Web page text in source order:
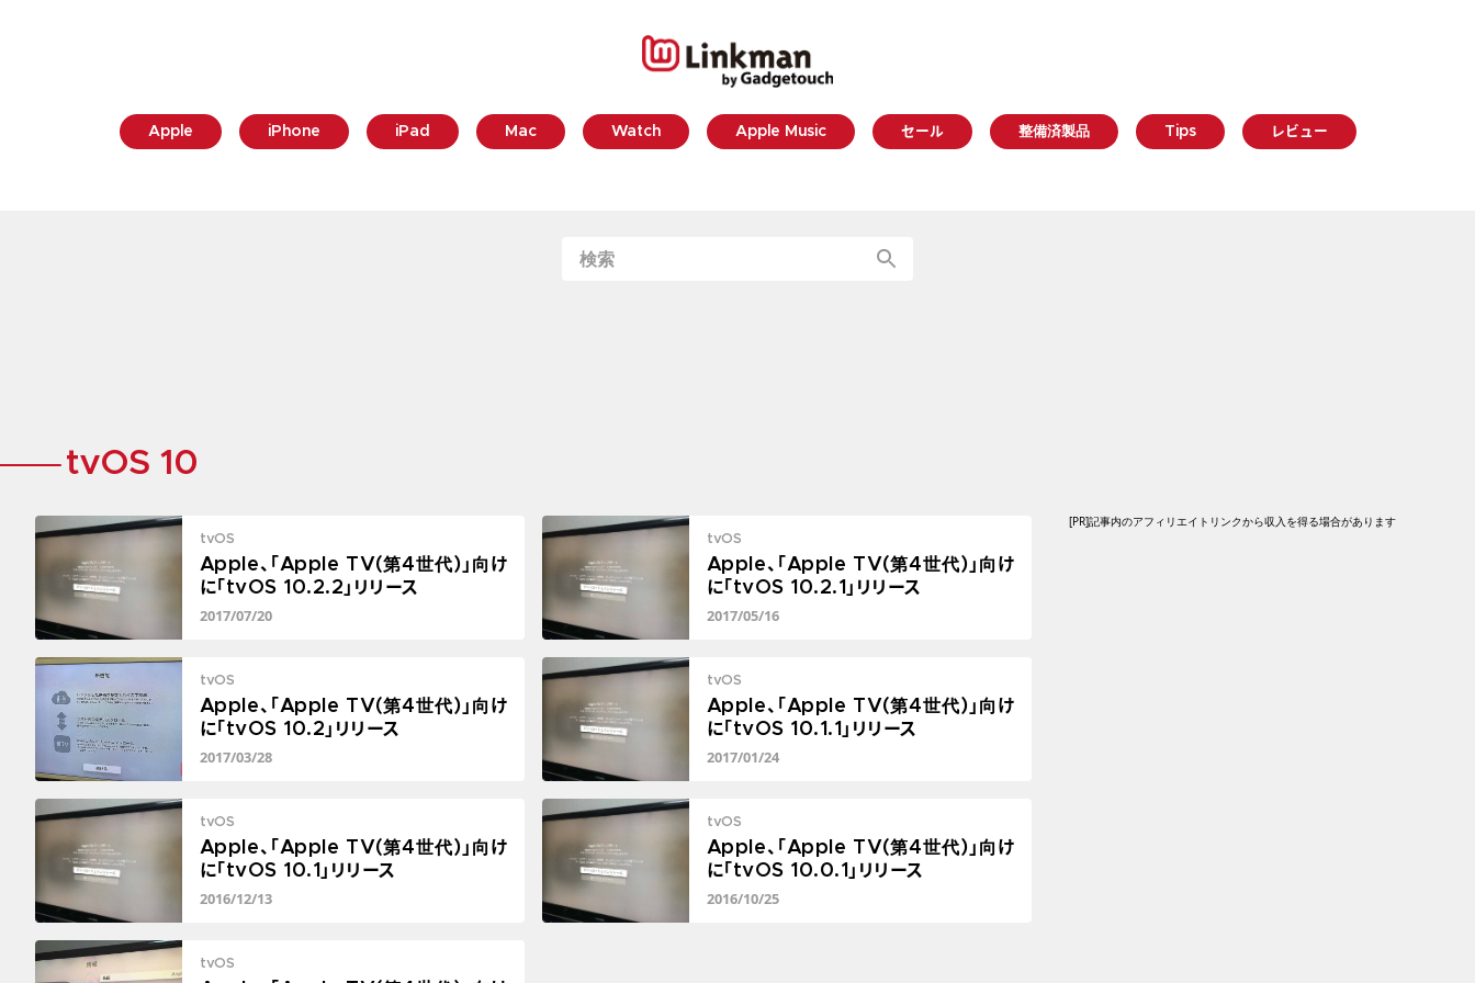
Apple iPhone iPad Mac Watch Apple Music セール 整備済製品 Tips レビュー
tvOS 10
tvOS
Apple、「Apple TV(第4世代)」向け
に「tvOS 10.2.2」リリース
2017/07/20
tvOS
Apple、「Apple TV(第4世代)」向け
に「tvOS 10.2.1」リリース
2017/05/16
tvOS
Apple、「Apple TV(第4世代)」向け
に「tvOS 10.2」リリース
2017/03/28
tvOS
Apple、「Apple TV(第4世代)」向け
に「tvOS 10.1.1」リリース
2017/01/24
tvOS
Apple、「Apple TV(第4世代)」向け
に「tvOS 10.1」リリース
2016/12/13
tvOS
Apple、「Apple TV(第4世代)」向け
に「tvOS 10.0.1」リリース
2016/10/25
tvOS
[PR]記事内のアフィリエイトリンクから収入を得る場合があります